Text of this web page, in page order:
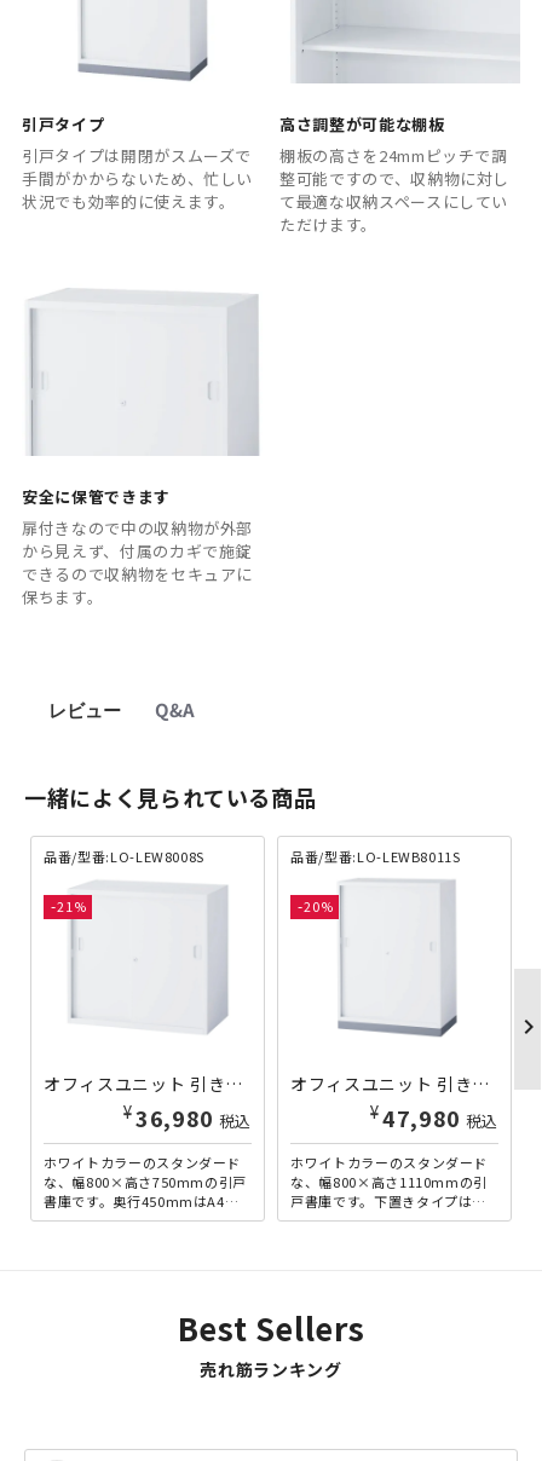
引戸タイプ
引戸タイプは開閉がスムーズで
手間がかからないため、忙しい
状況でも効率的に使えます。
高さ調整が可能な棚板
棚板の高さを24mmピッチで調
整可能ですので、収納物に対し
て最適な収納スペースにしてい
ただけます。
安全に保管できます
扉付きなので中の収納物が外部
から見えず、付属のカギで施錠
できるので収納物をセキュアに
保ちます。
レビュー Q&A
一緒によく見られている商品
品番/型番:LO-LEW8008S
21
オフィスユニット 引き戸 LEOシリーズ W800×D450×H750 LO-LEW8008S | 188907
¥47,080 税込
ホワイトカラーのスタンダード
な、幅800×高さ750mmの引戸
書庫です。奥行450mmはA4の
ファイルは勿論のこと、B4のフ
品番/型番:LO-LEWB8011S
20
オフィスユニット 引き戸 ベース付き LEOシリーズ W800×D450×H1110 LO-LEWB8011S | 187507
¥60,280 税込
ホワイトカラーのスタンダード
な、幅800×高さ1110mmの引
戸書庫です。下置きタイプはベ
ース付きですので、ベースを合
chevron_right
Best Sellers
売れ筋ランキング